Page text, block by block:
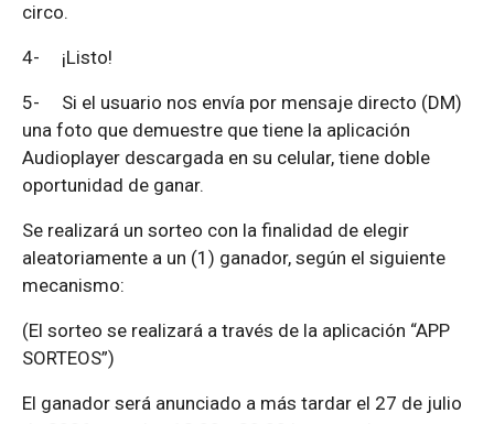
circo.
4- ¡Listo!
5- Si el usuario nos envía por mensaje directo (DM)
una foto que demuestre que tiene la aplicación
Audioplayer descargada en su celular, tiene doble
oportunidad de ganar.
Se realizará un sorteo con la finalidad de elegir
aleatoriamente a un (1) ganador, según el siguiente
mecanismo:
(El sorteo se realizará a través de la aplicación “APP
SORTEOS”)
El ganador será anunciado a más tardar el 27 de julio